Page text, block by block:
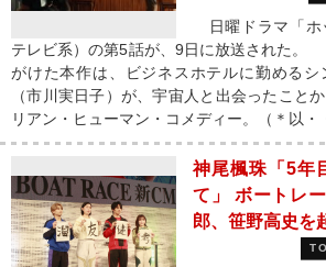
日曜ドラマ「ホ
テレビ系）の第5話が、9日に放送された。
がけた本作は、ビジネスホテルに勤める
（市川実日子）が、宇宙人と出会ったこと
リアン・ヒューマン・コメディー。（＊以・
神尾楓珠「5年
て」 ボートレ
郎、笹野高史を